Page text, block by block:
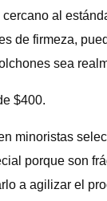
al
de firmeza,
sea
$400.
minoristas
porque son
a agilizar el